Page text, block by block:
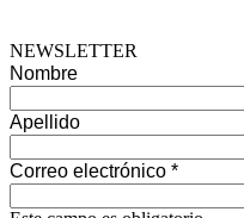
NEWSLETTER
Nombre
Apellido
Correo electrónico *